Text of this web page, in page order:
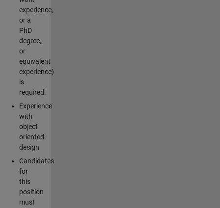
experience,
or a
PhD
degree,
or
equivalent
experience)
is
required.
Experience
with
object
oriented
design
Candidates
for
this
position
must